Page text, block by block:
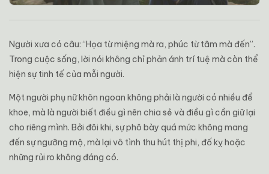
Người xưa có câu: “Họa từ miệng mà ra, phúc từ tâm mà đến”.
Trong cuộc sống, lời nói không chỉ phản ánh trí tuệ mà còn thể
hiện sự tinh tế của mỗi người.
Một người phụ nữ khôn ngoan không phải là người có nhiều để
khoe, mà là người biết điều gì nên chia sẻ và điều gì cần giữ lại
cho riêng mình. Bởi đôi khi, sự phô bày quá mức không mang
đến sự ngưỡng mộ, mà lại vô tình thu hút thị phi, đố kỵ hoặc
những rủi ro không đáng có.